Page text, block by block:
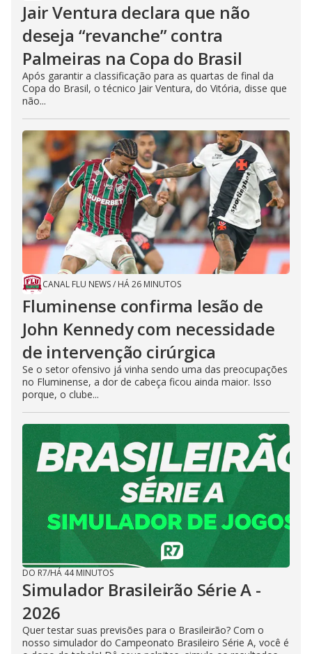
Jair Ventura declara que não
deseja “revanche” contra
Palmeiras na Copa do Brasil
Após garantir a classificação para as quartas de final da
Copa do Brasil, o técnico Jair Ventura, do Vitória, disse que
não...
CANAL FLU NEWS/ HÁ 26 MINUTOS
Fluminense confirma lesão de
John Kennedy com necessidade
de intervenção cirúrgica
Se o setor ofensivo já vinha sendo uma das preocupações
no Fluminense, a dor de cabeça ficou ainda maior. Isso
porque, o clube...
DO R7/HÁ 44 MINUTOS
Simulador Brasileirão Série A -
2026
Quer testar suas previsões para o Brasileirão? Com o
nosso simulador do Campeonato Brasileiro Série A, você é